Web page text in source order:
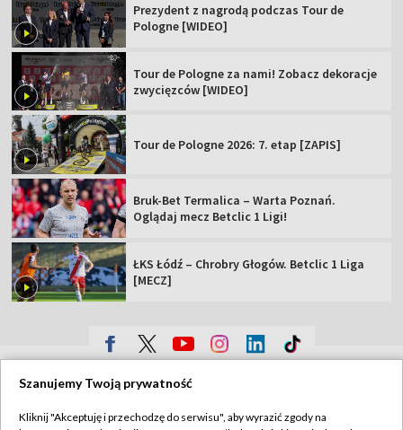
Prezydent z nagrodą podczas Tour de
Pologne [WIDEO]
Tour de Pologne za nami! Zobacz dekoracje
zwycięzców [WIDEO]
Tour de Pologne 2026: 7. etap [ZAPIS]
Bruk-Bet Termalica – Warta Poznań.
Oglądaj mecz Betclic 1 Ligi!
ŁKS Łódź – Chrobry Głogów. Betclic 1 Liga
[MECZ]
Szanujemy Twoją prywatność
Kliknij "Akceptuję i przechodzę do serwisu", aby wyrazić zgody na